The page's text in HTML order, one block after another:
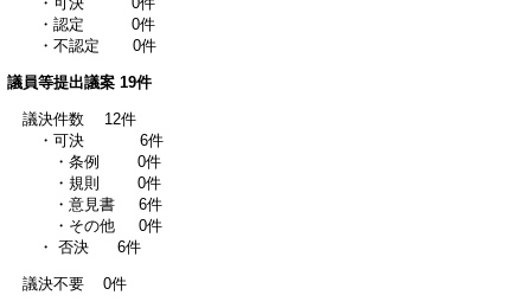
・認定 0件
・不認定 0件
議員等提出議案 19件
議決件数 12件
・可決 6件
・条例 0件
・規則 0件
・意見書 6件
・その他 0件
・ 否決 6件
議決不要 0件